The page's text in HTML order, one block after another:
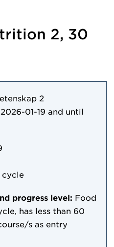
2, 30
2
2026-01-19 and until
cycle
progress level: Food
has less than 60
s as entry